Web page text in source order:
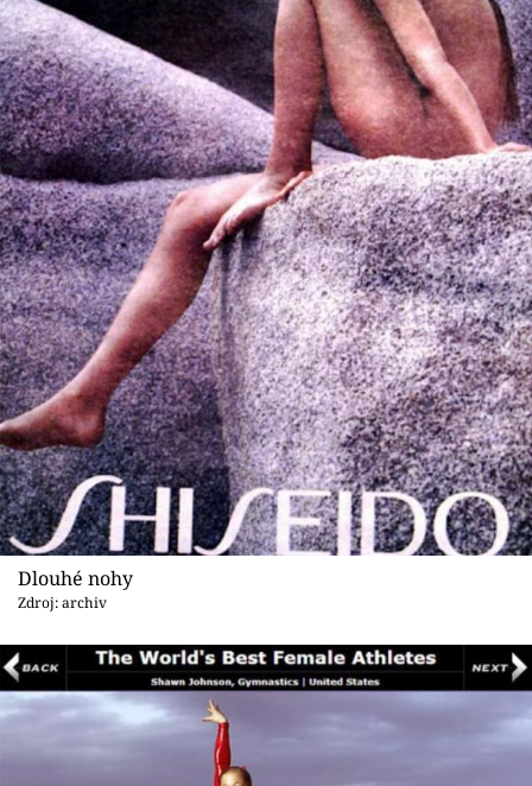
Dlouhé nohy
Zdroj: archiv